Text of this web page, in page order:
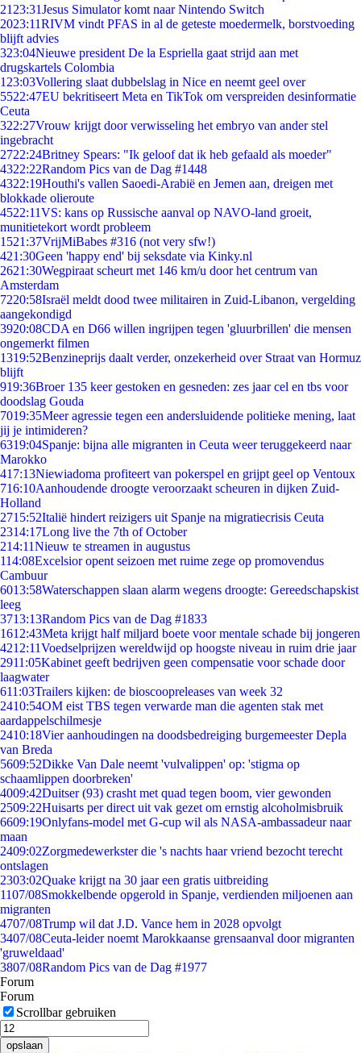
21 23:31Jesus Simulator komt naar Nintendo Switch
2023:11RIVM vindt PFAS in al de geteste moedermelk, borstvoeding
blijft advies
323:04Nieuwe president De la Espriella gaat strijd aan met
drugskartels Colombia
1 23:03Vollering slaat dubbelslag in Nice en neemt geel over
5522:47EU bekritiseert Meta en TikTok om verspreiden desinformatie
Ceuta
322:27Vrouw krijgt door verwisseling het embryo van ander stel
ingebracht
2722:24Britney Spears: "Ik geloof dat ik heb gefaald als moeder"
4322:22Random Pics van de Dag #1448
4322:19Houthi's vallen Saoedi-Arabië en Jemen aan, dreigen met
blokkade olieroute
4522:11VS: kans op Russische aanval op NAVO-land groeit,
munitietekort wordt probleem
1521:37VrijMiBabes #316 (not very sfw!)
421:30Geen 'happy end' bij seksdate via Kinky.nl
2621:30Wegpiraat scheurt met 146 km/u door het centrum van
Amsterdam
7220:58Israël meldt dood twee militairen in Zuid-Libanon, vergelding
aangekondigd
3920:08CDA en D66 willen ingrijpen tegen 'gluurbrillen' die mensen
ongemerkt filmen
1319:52Benzineprijs daalt verder, onzekerheid over Straat van Hormuz
blijft
919:36Broer 135 keer gestoken en gesneden: zes jaar cel en tbs voor
doodslag Gouda
7019:35Meer agressie tegen een andersluidende politieke mening, laat
jij je intimideren?
6319:04Spanje: bijna alle migranten in Ceuta weer teruggekeerd naar
Marokko
417:13Niewiadoma profiteert van pokerspel en grijpt geel op Ventoux
716:10Aanhoudende droogte veroorzaakt scheuren in dijken Zuid-
Holland
2715:52Italië hindert reizigers uit Spanje na migratiecrisis Ceuta
2314:17Long live the 7th of October
214:11Nieuw te streamen in augustus
114:08Excelsior opent seizoen met ruime zege op promovendus
Cambuur
6013:58Waterschappen slaan alarm wegens droogte: Gereedschapskist
leeg
3713:13Random Pics van de Dag #1833
1612:43Meta krijgt half miljard boete voor mentale schade bij jongeren
4212:11Voedselprijzen wereldwijd op hoogste niveau in ruim drie jaar
2911:05Kabinet geeft bedrijven geen compensatie voor schade door
laagwater
611:03Trailers kijken: de bioscoopreleases van week 32
2410:54OM eist TBS tegen verwarde man die agenten stak met
aardappelschilmesje
2410:18Vier aanhoudingen na doodsbedreiging burgemeester Depla
van Breda
5609:52Dikke Van Dale neemt 'vulvalippen' op: 'stigma op
schaamlippen doorbreken'
4009:42Duitser (93) crasht met quad tegen boom, vier gewonden
2509:22Huisarts per direct uit vak gezet om ernstig alcoholmisbruik
6609:19Onlyfans-model met G-cup wil als NASA-ambassadeur naar
maan
2409:02Zorgmedewerkster die 's nachts haar vriend bezocht terecht
ontslagen
2303:02Quake krijgt na 30 jaar een gratis uitbreiding
1107/08Smokkelbende opgerold in Spanje, verdienden miljoenen aan
migranten
4707/08Trump wil dat J.D. Vance hem in 2028 opvolgt
3407/08Ceuta-leider noemt Marokkaanse grensaanval door migranten
'gruweldaad'
3807/08Random Pics van de Dag #1977
Forum
Forum
Scrollbar gebruiken
opslaan